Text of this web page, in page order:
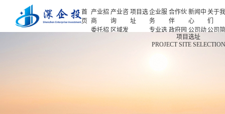
首
页
产业招
商
委托招
产业咨
询
区域发
项目选
址
企业服
务
专业选
项目申
合作伙
伴
政府园
企业客
新闻中
心
公司动
态
产业观
关于
们
公司
人力
项目选址
PROJECT SITE SELECTION